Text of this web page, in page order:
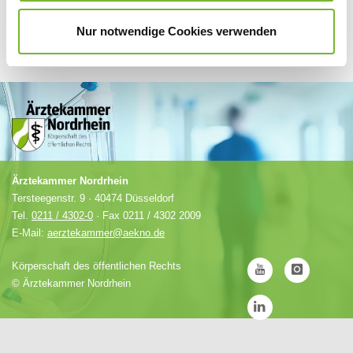
Nur notwendige Cookies verwenden
Ärztekammer Nordrhein
Tersteegenstr. 9 · 40474 Düsseldorf
Tel. 0211 / 4302-0 · Fax 0211 / 4302 2009
E-Mail: aerztekammer@aekno.de
Körperschaft des öffentlichen Rechts
© Ärztekammer Nordrhein